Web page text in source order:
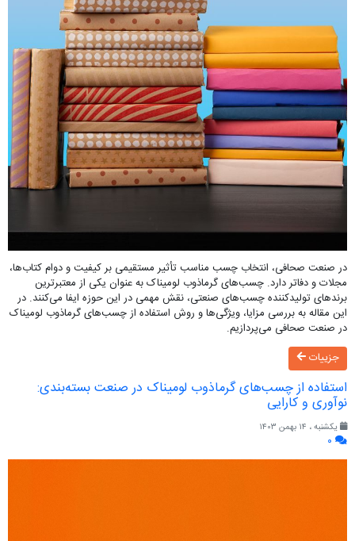
در صنعت صحافی، انتخاب چسب مناسب تأثیر مستقیمی بر کیفیت و دوام کتاب‌ها،
مجلات و دفاتر دارد. چسب‌های گرماذوب لومیناک به عنوان یکی از معتبرترین
برندهای تولیدکننده چسب‌های صنعتی، نقش مهمی در این حوزه ایفا می‌کنند. در
این مقاله به بررسی مزایا، ویژگی‌ها و روش استفاده از چسب‌های گرماذوب لومیناک
در صنعت صحافی می‌پردازیم.
جزییات
استفاده از چسب‌های گرماذوب لومیناک در صنعت بسته‌بندی:
نوآوری و کارایی
یکشنبه ، ۱۴ بهمن ۱۴۰۳
۰